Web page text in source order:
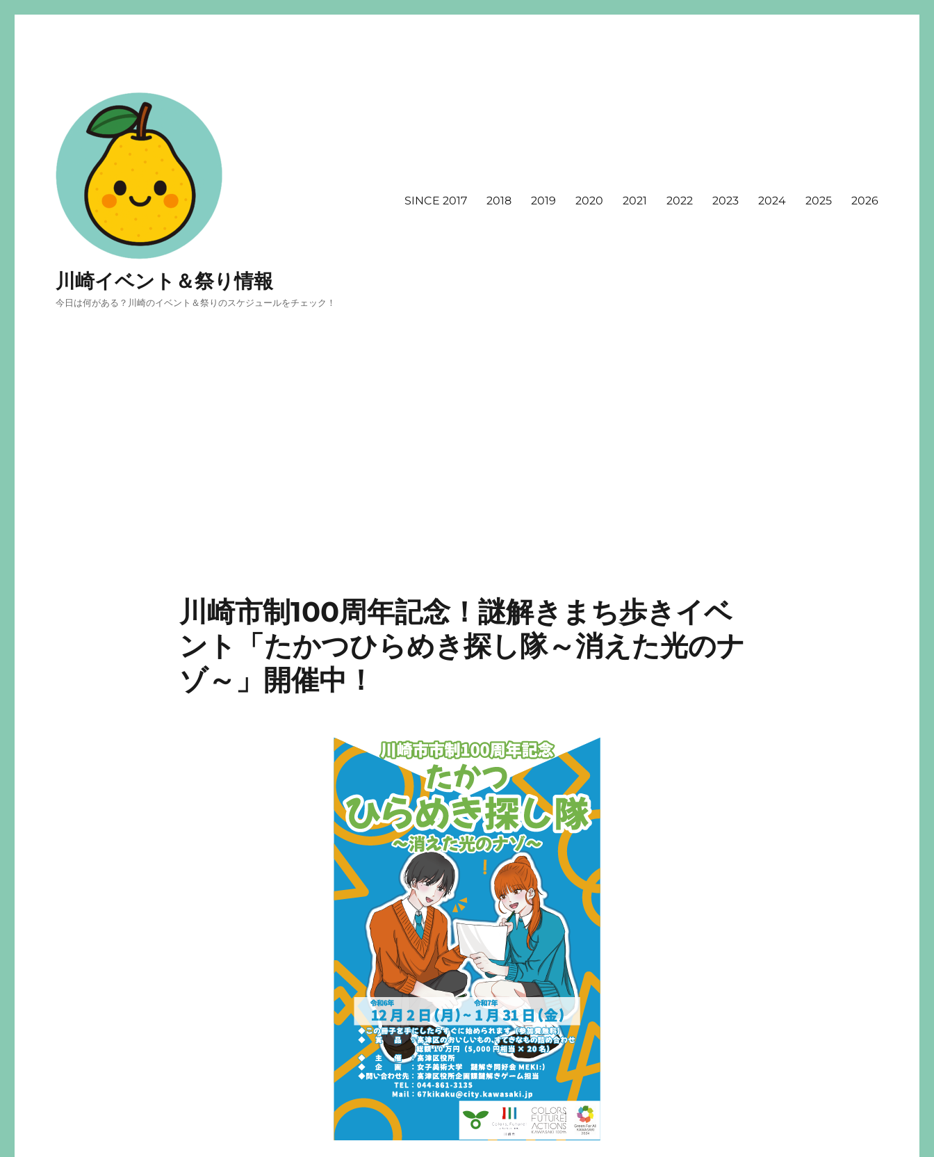
川崎イベント＆祭り情報
今日は何がある？川崎のイベント＆祭りのスケジュールをチェック！
SINCE 2017 2018 2019 2020 2021 2022 2023 2024 2025 2026
川崎市制100周年記念！謎解きまち歩きイベ
ント「たかつひらめき探し隊～消えた光のナ
ゾ～」開催中！